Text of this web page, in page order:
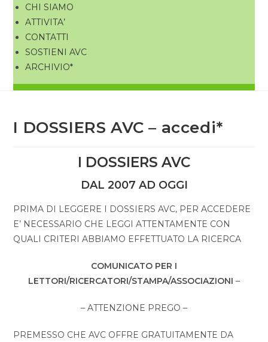
CHI SIAMO
ATTIVITA’
CONTATTI
SOSTIENI AVC
ARCHIVIO*
I DOSSIERS AVC – accedi*
I DOSSIERS AVC
DAL 2007 AD OGGI
PRIMA DI LEGGERE I DOSSIERS AVC, PER ACCEDERE
E’ NECESSARIO CHE LEGGI ATTENTAMENTE CON
QUALI CRITERI ABBIAMO EFFETTUATO LA RICERCA
COMUNICATO PER I
LETTORI/RICERCATORI/STAMPA/ASSOCIAZIONI –
– ATTENZIONE PREGO –
PREMESSO CHE AVC OFFRE GRATUITAMENTE DA